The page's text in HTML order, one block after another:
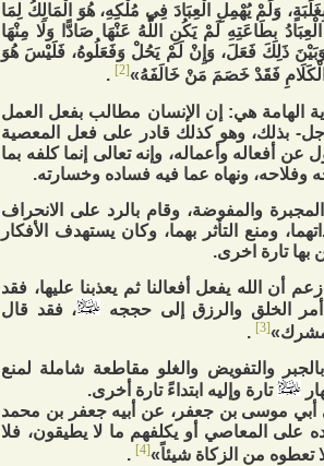
وَلَمْ يُهْمِلِ الْعِبَادَ فِي مُلْكِهِ، هُوَ الْمَالِكُ لِمَا
بِطَاعَتِهِ لَمْ يَكُنِ اللَّهُ عَنْهَا صَادًّا وَلَا مِنْهَا
وَبَيْنَ ذَلِكَ فَعَلَ، وَإِنْ لَمْ يَحُلْ وَفَعَلُوهُ، فَلَيْسَ هُوَ
فَقَدْ خَصَمَ مَنْ خَالَفَهُ»[2]
.
الهامة هي: إن الإنسان مطالب بفعل العمل
بذلك، وهو كذلك قادر على فعل المعصية
أفعاله وأعماله، وإنه تعالى إنما كلفه بما
وفلاحه، ونهاه عما فيه فساده وخسارته.
والمفوضة، وقام بالرد على الانحراف
ومنع التأثر بهما، وكان يستهدف الأفكار
بها تارة اخرى.
أن الله يفعل أفعالنا ثم يعذبنا عليها، فقد
الخلق والرزق إلى حججه
، فقد قال
مشرك»[3]
.
والتفويض والغلو مقاطعة شاملة لمنع
تارة وإليه ابتداءً تارة أخرى.
أبي موسى بن جعفر، عن أبيه جعفر بن محمد
على المعاصي أو يكلفهم ما لا يطيقون، فلا
تعطوه من الزكاة شيئاً»[4]
.